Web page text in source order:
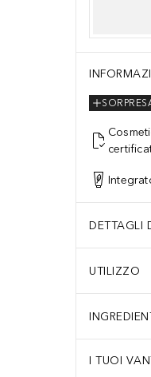
DETTAGLI
UTILIZZO
I TUOI